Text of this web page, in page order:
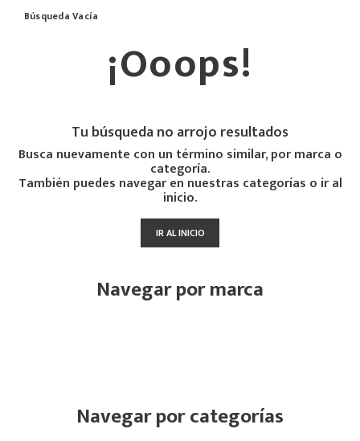
Búsqueda Vacía
¡Ooops!
Tu búsqueda no arrojo resultados
Busca nuevamente con un término similar, por marca o
categoría.
También puedes navegar en nuestras categorías o ir al
inicio.
IR AL INICIO
Navegar por marca